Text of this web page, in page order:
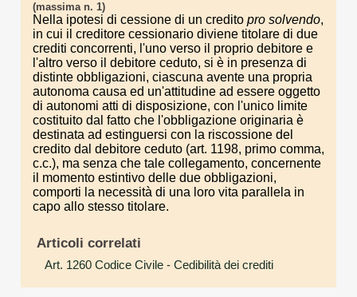
(massima n. 1)
Nella ipotesi di cessione di un credito pro solvendo,
in cui il creditore cessionario diviene titolare di due
crediti concorrenti, l'uno verso il proprio debitore e
l'altro verso il debitore ceduto, si è in presenza di
distinte obbligazioni, ciascuna avente una propria
autonoma causa ed un'attitudine ad essere oggetto
di autonomi atti di disposizione, con l'unico limite
costituito dal fatto che l'obbligazione originaria è
destinata ad estinguersi con la riscossione del
credito dal debitore ceduto (art. 1198, primo comma,
c.c.), ma senza che tale collegamento, concernente
il momento estintivo delle due obbligazioni,
comporti la necessità di una loro vita parallela in
capo allo stesso titolare.
Articoli correlati
Art. 1260 Codice Civile - Cedibilità dei crediti